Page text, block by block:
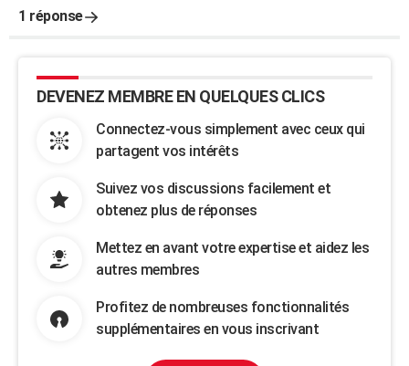
1 réponse
DEVENEZ MEMBRE EN QUELQUES CLICS
Connectez-vous simplement avec ceux qui
partagent vos intérêts
Suivez vos discussions facilement et
obtenez plus de réponses
Mettez en avant votre expertise et aidez les
autres membres
Profitez de nombreuses fonctionnalités
supplémentaires en vous inscrivant